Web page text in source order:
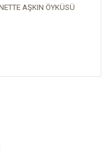
AŞKIN ÖYKÜSÜ